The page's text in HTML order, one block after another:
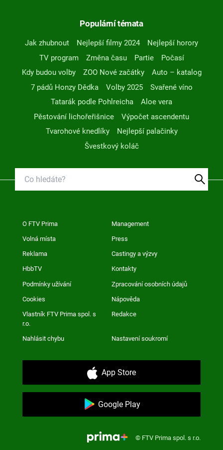
Populární témata
Jak zhubnout Nejlepší filmy 2024
Nejlepší horory
TV program
Změna času Partie
Počasí
Kdy budou volby
ZOO Nové začátky
Auto – katalog
7 pádů Honzy Dědka
Volby 2025
Svařené víno
Tatarák podle Pohlreicha
Aloe vera
Pěstování lichořeřišnice
Výpočet ascendentu
Tvarohové knedlíky
Nejlepší palačinky
Švestkový koláč
O FTV Prima Management
Volná místa Press
Reklama Castingy a výzvy
HbbTV Kontakty
Podmínky užívání Zpracování osobních údajů
Cookies Nápověda
Vlastník FTV Prima spol. s
r.o.
Redakce
Nahlásit chybu Nastavení soukromí
App Store
Google Play
© FTV Prima spol. s r.o.